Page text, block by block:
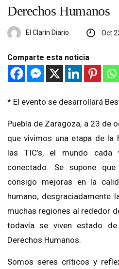
Derechos Humanos
El Clarín Diario Oct
Comparte esta noticia
* El evento se desarrollará
Puebla de Zaragoza, a 23 de
que vivimos una etapa de la
las TIC’s, el mundo cada
conectado. Se supone
consigo mejoras en la
humano; desgraciadamente
muchas regiones al rededor
todavía se viven estado
Derechos Humanos.
Somos seres críticos y